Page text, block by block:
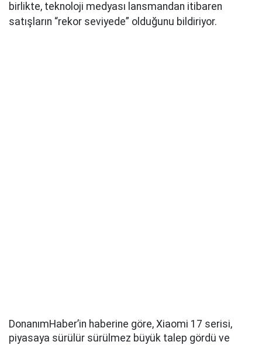
birlikte, teknoloji medyası lansmandan itibaren
satışların “rekor seviyede” olduğunu bildiriyor.
DonanımHaber’in haberine göre, Xiaomi 17 serisi,
piyasaya sürülür sürülmez büyük talep gördü ve